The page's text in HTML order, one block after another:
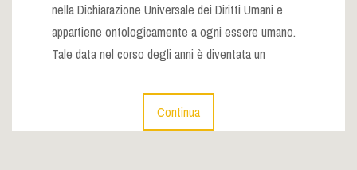
nella Dichiarazione Universale dei Diritti Umani e
appartiene ontologicamente a ogni essere umano.
Tale data nel corso degli anni è diventata un
Continua